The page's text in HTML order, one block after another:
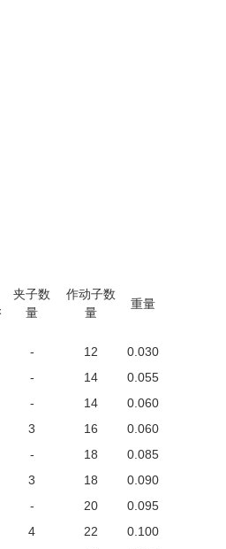
夹子数
量
作动子数
量
重量
- 12
0.030
- 14
0.055
- 14
0.060
3 16
0.060
- 18
0.085
3 18
0.090
- 20
0.095
4 22
0.100